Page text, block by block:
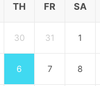
TH FR SA
30 31 1
6 7 8